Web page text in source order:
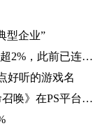
型企业”
光伏30ETF（560980）维持强势，盘中涨超2%，此前已连升3日，权重股捷佳伟创涨超3%
好听的游戏名
天天观天下！索尼意外透露：前年《使命召唤》在PS平台创造超8亿美元收入